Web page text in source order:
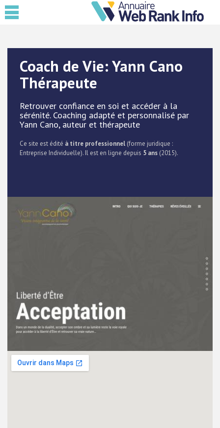
Coach de Vie: Yann Cano
Thérapeute
Retrouver confiance en soi et accéder à la
sérénité. Coaching adapté et personnalisé par
Yann Cano, auteur et thérapeute
Ce site est édité à titre professionnel (forme juridique :
Entreprise Individuelle). Il est en ligne depuis 5 ans (2015).